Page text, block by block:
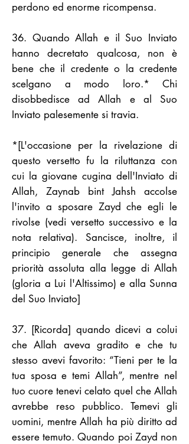
perdono ed enorme ricompensa.
36. Quando Allah e il Suo Inviato
hanno decretato qualcosa, non è
bene che il credente o la credente
scelgano a modo loro.* Chi
disobbedisce ad Allah e al Suo
Inviato palesemente si travia.
*[L'occasione per la rivelazione di
questo versetto fu la riluttanza con
cui la giovane cugina dell'Inviato di
Allah, Zaynab bint Jahsh accolse
l'invito a sposare Zayd che egli le
rivolse (vedi versetto successivo e la
nota relativa). Sancisce, inoltre, il
principio generale che assegna
priorità assoluta alla legge di Allah
(gloria a Lui l'Altissimo) e alla Sunna
del Suo Inviato]
37. [Ricorda] quando dicevi a colui
che Allah aveva gradito e che tu
stesso avevi favorito: “Tieni per te la
tua sposa e temi Allah”, mentre nel
tuo cuore tenevi celato quel che Allah
avrebbe reso pubblico. Temevi gli
uomini, mentre Allah ha più diritto ad
essere temuto. Quando poi Zayd non